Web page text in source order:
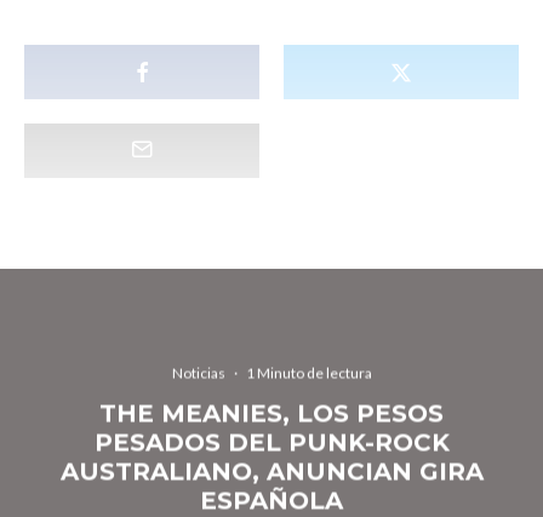
Noticias · 1 Minuto de lectura
THE MEANIES, LOS PESOS
PESADOS DEL PUNK-ROCK
AUSTRALIANO, ANUNCIAN GIRA
ESPAÑOLA